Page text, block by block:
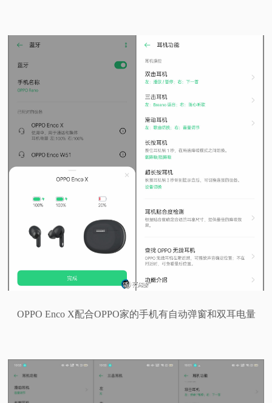
OPPO Enco X配合OPPO家的手机有自动弹窗和双耳电量